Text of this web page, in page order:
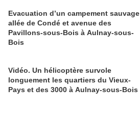
Evacuation d’un campement sauvage
allée de Condé et avenue des
Pavillons-sous-Bois à Aulnay-sous-
Bois
Vidéo. Un hélicoptère survole
longuement les quartiers du Vieux-
Pays et des 3000 à Aulnay-sous-Bois